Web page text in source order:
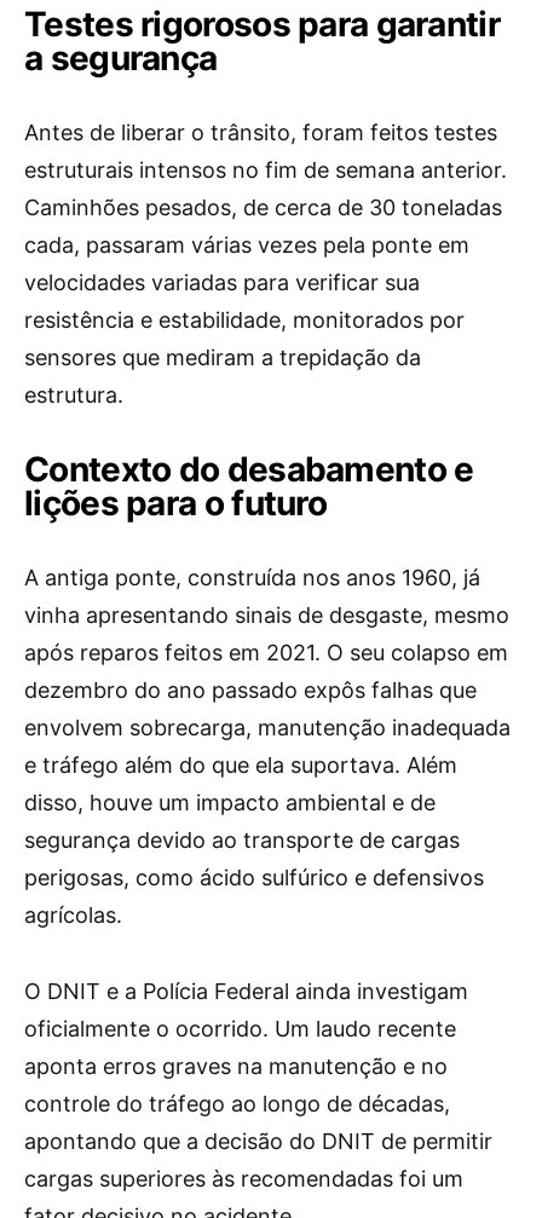
Testes rigorosos para garantir
a segurança
Antes de liberar o trânsito, foram feitos testes
estruturais intensos no fim de semana anterior.
Caminhões pesados, de cerca de 30 toneladas
cada, passaram várias vezes pela ponte em
velocidades variadas para verificar sua
resistência e estabilidade, monitorados por
sensores que mediram a trepidação da
estrutura.
Contexto do desabamento e
lições para o futuro
A antiga ponte, construída nos anos 1960, já
vinha apresentando sinais de desgaste, mesmo
após reparos feitos em 2021. O seu colapso em
dezembro do ano passado expôs falhas que
envolvem sobrecarga, manutenção inadequada
e tráfego além do que ela suportava. Além
disso, houve um impacto ambiental e de
segurança devido ao transporte de cargas
perigosas, como ácido sulfúrico e defensivos
agrícolas.
O DNIT e a Polícia Federal ainda investigam
oficialmente o ocorrido. Um laudo recente
aponta erros graves na manutenção e no
controle do tráfego ao longo de décadas,
apontando que a decisão do DNIT de permitir
cargas superiores às recomendadas foi um